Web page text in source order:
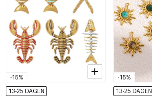
-15%
13-25 DAGEN
-15%
13-25 DAGEN